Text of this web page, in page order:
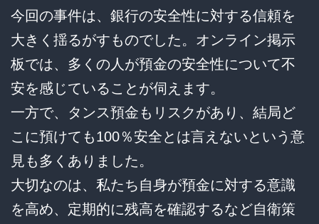
今回の事件は、銀行の安全性に対する信頼を
大きく揺るがすものでした。オンライン掲示
板では、多くの人が預金の安全性について不
安を感じていることが伺えます。
一方で、タンス預金もリスクがあり、結局ど
こに預けても100％安全とは言えないという意
見も多くありました。
大切なのは、私たち自身が預金に対する意識
を高め、定期的に残高を確認するなど自衛策